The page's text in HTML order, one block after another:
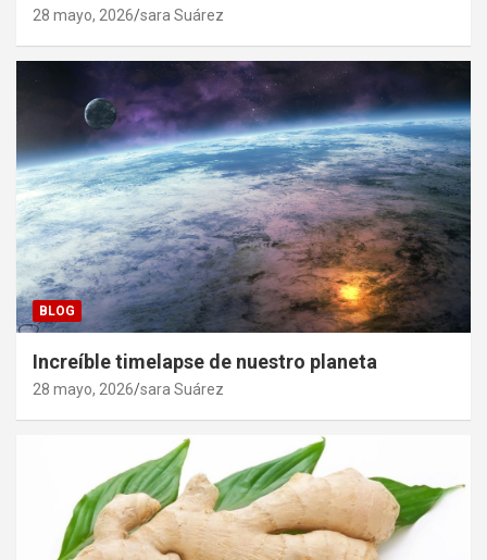
28 mayo, 2026 sara Suárez
BLOG
Increíble timelapse de nuestro planeta
28 mayo, 2026 sara Suárez